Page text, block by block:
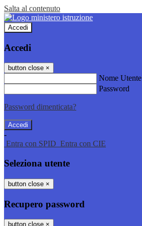
Salta al contenuto
Accedi
Accedi
button close ×
Nome Utente
Password
Password dimenticata?
-
Entra con SPID Entra con CIE
Seleziona utente
button close ×
Recupero password
button close ×